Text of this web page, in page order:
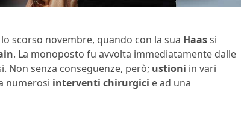
scorso novembre, quando con la sua Haassi
. La monoposto fu avvolta immediatamente dalle
Non senza conseguenze, però; ustioni in vari
numerosi interventi chirurgici e ad una